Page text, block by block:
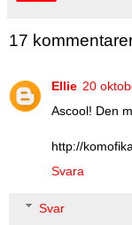
17
Ellie 20
Ascool! Den
http://
Svara
Svar